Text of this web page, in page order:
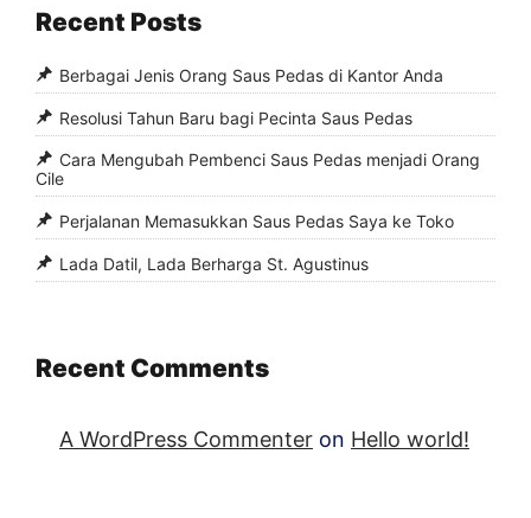
Recent Posts
Berbagai Jenis Orang Saus Pedas di Kantor Anda
Resolusi Tahun Baru bagi Pecinta Saus Pedas
Cara Mengubah Pembenci Saus Pedas menjadi Orang
Cile
Perjalanan Memasukkan Saus Pedas Saya ke Toko
Lada Datil, Lada Berharga St. Agustinus
Recent Comments
A WordPress Commenter on Hello world!